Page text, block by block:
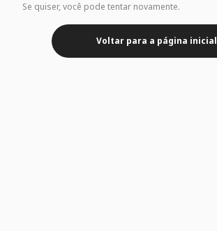
Se quiser, você pode tentar novamente.
Voltar para a página inicial